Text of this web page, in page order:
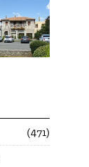
471